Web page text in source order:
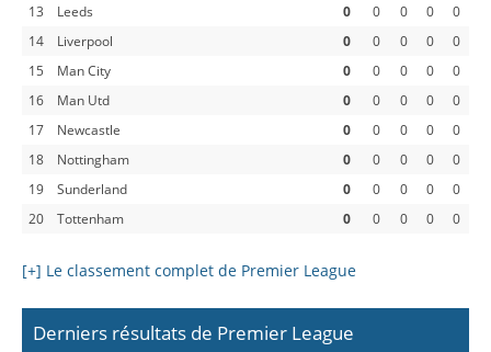
13
Leeds 0 0 0 0
0
14
Liverpool 0 0 0 0
0
15
Man City 0 0 0 0
0
16
Man Utd 0 0 0 0
0
17
Newcastle 0 0 0 0
0
18
Nottingham 0 0 0 0
0
19
Sunderland 0 0 0 0
0
20
Tottenham 0 0 0 0 0
[+] Le classement complet de Premier League
Derniers résultats de Premier League